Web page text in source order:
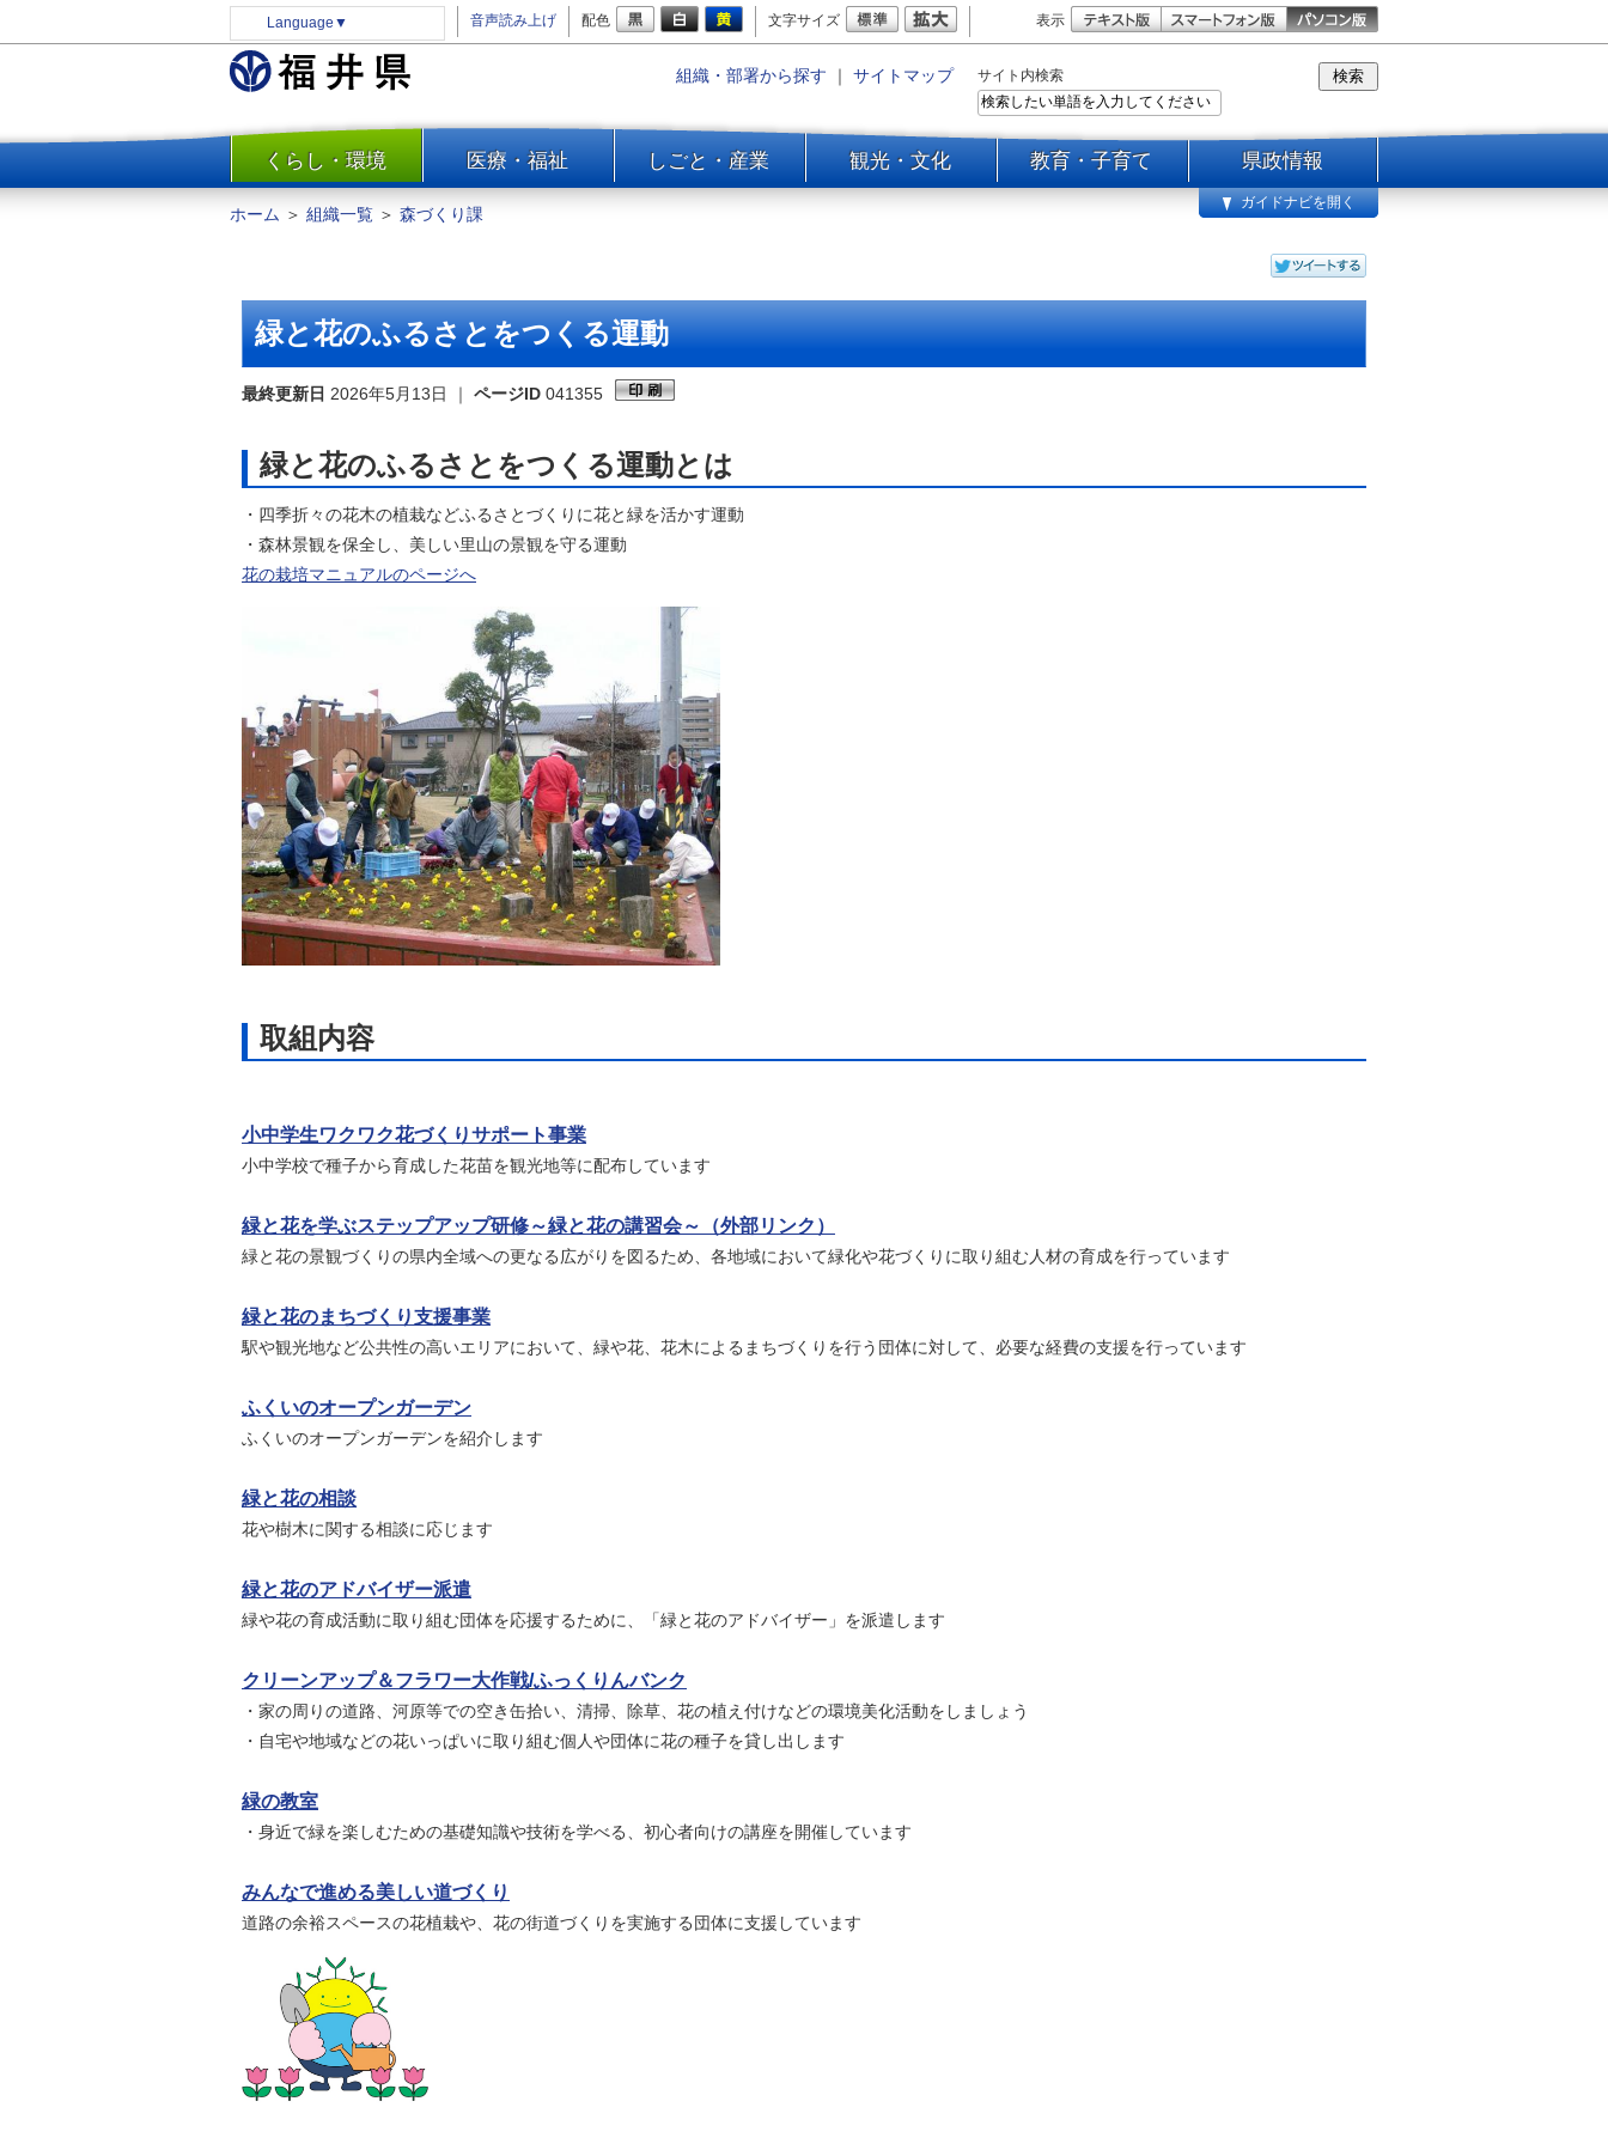
Language ▼ 音声読み上げ 配色 文字サイズ 表示
組織・部署から探す ｜ サイトマップ サイト内検索
一覧
くらし・環境 医療・福祉 しごと・産業 観光・文化 教育・子育て 県政情報
防災
水道・エネルギー
住まい・土地
環境問題・廃棄物対策・リサ
イクル
まちづくり
交通・道路
河川・砂防・港湾
自然
ホーム ＞ 組織一覧 ＞ 森づくり課
ガイドナビを開く
緑と花のふるさとをつくる運動
最終更新日 2026年5月13日 ｜ ページID 041355
緑と花のふるさとをつくる運動とは
・四季折々の花木の植栽などふるさとづくりに花と緑を活かす運動
・森林景観を保全し、美しい里山の景観を守る運動
花の栽培マニュアルのページへ
取組内容
小中学生ワクワク花づくりサポート事業
小中学校で種子から育成した花苗を観光地等に配布しています
緑と花を学ぶステップアップ研修～緑と花の講習会～（外部リンク）
緑と花の景観づくりの県内全域への更なる広がりを図るため、各地域において緑化や花づくりに取り組む人材の育成を行っています
緑と花のまちづくり支援事業
駅や観光地など公共性の高いエリアにおいて、緑や花、花木によるまちづくりを行う団体に対して、必要な経費の支援を行っています
ふくいのオープンガーデン
ふくいのオープンガーデンを紹介します
緑と花の相談
花や樹木に関する相談に応じます
緑と花のアドバイザー派遣
緑や花の育成活動に取り組む団体を応援するために、「緑と花のアドバイザー」を派遣します
クリーンアップ＆フラワー大作戦/ふっくりんバンク
・家の周りの道路、河原等での空き缶拾い、清掃、除草、花の植え付けなどの環境美化活動をしましょう
・自宅や地域などの花いっぱいに取り組む個人や団体に花の種子を貸し出します
緑の教室
・身近で緑を楽しむための基礎知識や技術を学べる、初心者向けの講座を開催しています
みんなで進める美しい道づくり
道路の余裕スペースの花植栽や、花の街道づくりを実施する団体に支援しています